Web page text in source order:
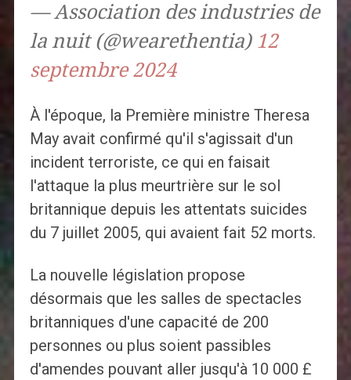
— Association des industries de
la nuit (@wearethentia) 12
septembre 2024
À l'époque, la Première ministre Theresa
May avait confirmé qu'il s'agissait d'un
incident terroriste, ce qui en faisait
l'attaque la plus meurtrière sur le sol
britannique depuis les attentats suicides
du 7 juillet 2005, qui avaient fait 52 morts.
La nouvelle législation propose
désormais que les salles de spectacles
britanniques d'une capacité de 200
personnes ou plus soient passibles
d'amendes pouvant aller jusqu'à 10 000 £